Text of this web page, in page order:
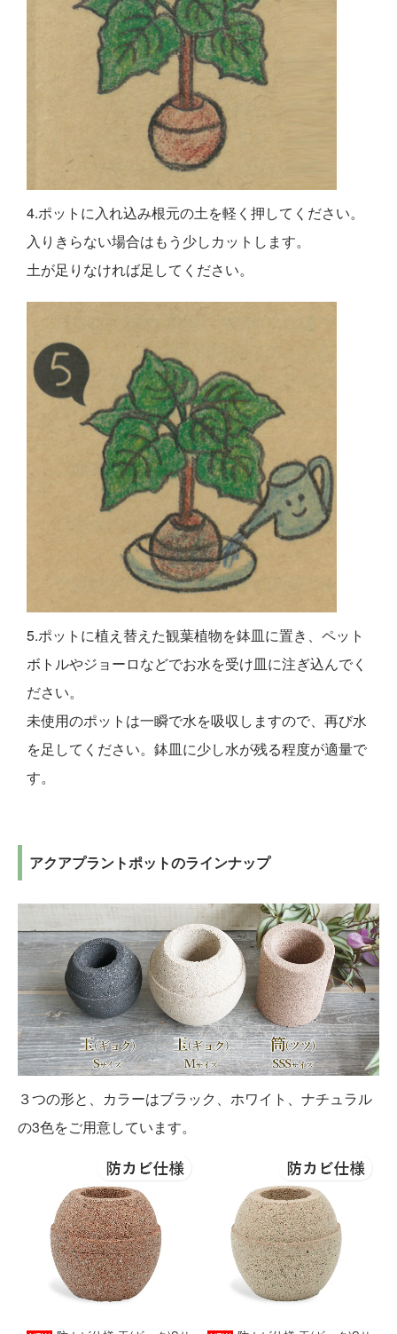
4.ポットに入れ込み根元の土を軽く押してください。
入りきらない場合はもう少しカットします。
土が足りなければ足してください。
5.ポットに植え替えた観葉植物を鉢皿に置き、ペット
ボトルやジョーロなどでお水を受け皿に注ぎ込んでく
ださい。
未使用のポットは一瞬で水を吸収しますので、再び水
を足してください。鉢皿に少し水が残る程度が適量で
す。
アクアプラントポットのラインナップ
３つの形と、カラーはブラック、ホワイト、ナチュラル
の3色をご用意しています。